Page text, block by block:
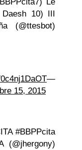
10) III
(@ttesbot)
—
15, 2015
#BBPPcita
(@jhergony)